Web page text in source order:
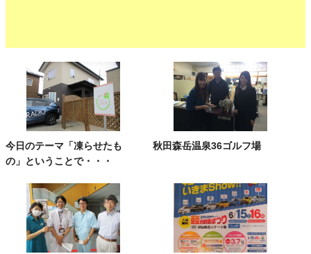
今日のテーマ「凍らせたも
の」ということで・・・
秋田森岳温泉36ゴルフ場